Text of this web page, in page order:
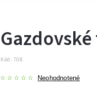
Kód: 708
Neohodnotené